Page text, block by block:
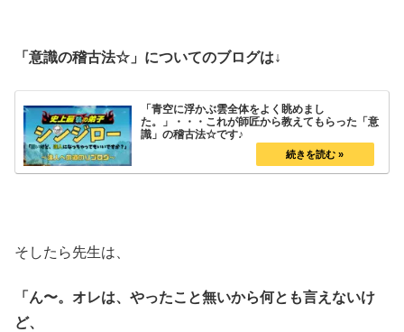
「意識の稽古法☆」についてのブログは↓
「青空に浮かぶ雲全体をよく眺めまし
た。」・・・これが師匠から教えてもらった「意
識」の稽古法☆です♪
そしたら先生は、
「ん〜。オレは、やったこと無いから何とも言えないけ
ど、